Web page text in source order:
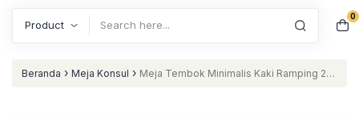
0
Beranda › Meja Konsul › Meja Tembok Minimalis Kaki Ramping 2